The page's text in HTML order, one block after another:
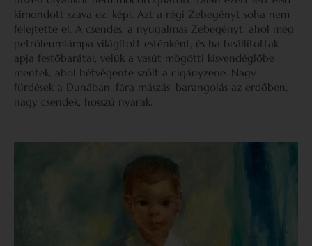
kimondott szava ez: képi. Azt a régi Zebegényt soha nem
felejtette el. A csendes, a nyugalmas Zebegényt, ahol még
petróleumlámpa világított esténként, és ha beállítottak
apja festőbarátai, velük a vasút mögötti kisvendéglőbe
mentek, ahol hétvégente szólt a cigányzene. Nagy
fürdések a Dunában, fára mászás, barangolás az erdőben,
nagy csendek, hosszú nyarak.